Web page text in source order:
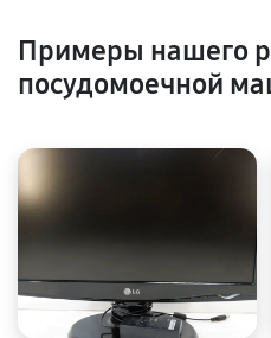
Примеры нашего
посудомоечной